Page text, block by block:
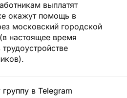
выплатят
окажут помощь в
московский городской
настоящее время
в Telegram